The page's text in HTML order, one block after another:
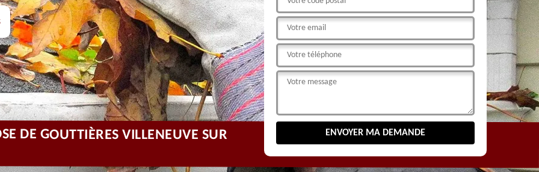
DE GOUTTIÈRES VILLENEUVE SUR